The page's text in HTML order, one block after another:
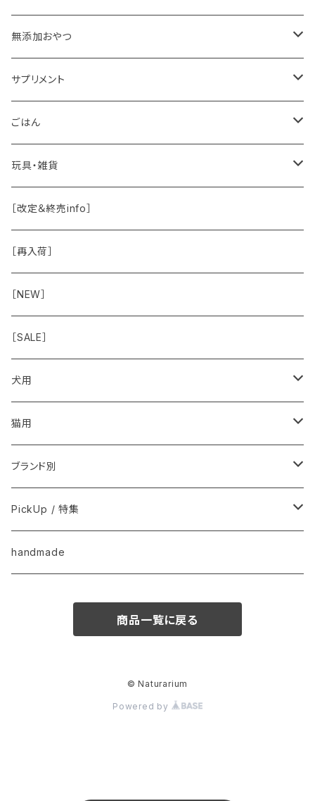
肉球バーム
ドッグソープ
保湿・除菌・虫除け
保湿剤
除菌
おくち・おめめ・おみみ
おくち
おめめ
ブラシと雑貨
無添加おやつ
お肉
お魚
その他（乳製品・果物野菜）
Natural Marche
ちょこっとシリーズ
◾️躾トレーニングに
◾️長く楽しむ用
◾️特別なご褒美/嗜好性高
サプリメント
皮膚被毛
関節・骨
おめめ
おなか
臓-肝腎心膵
免疫力・健康維持
こころ・脳
ごはん
手作り補助
ウェット・お惣菜
ドライ
玩具・雑貨
ノーズワーク・玩具
お散歩用品
オーナー雑貨
［改定＆終売info］
［再入荷］
［NEW］
［SALE］
犬用
フードおやつ
用品
猫用
フードおやつ
用品
ブランド別
Anima Strath
Animal Essentials
PickUp / 特集
換毛期におすすめ
handmade
商品一覧に戻る
© Naturarium
Powered by